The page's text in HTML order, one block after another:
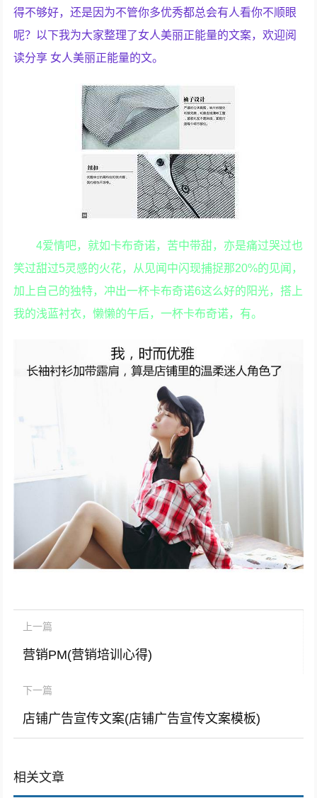
得不够好，还是因为不管你多优秀都总会有人看你不顺眼
呢？以下我为大家整理了女人美丽正能量的文案，欢迎阅
读分享 女人美丽正能量的文。
4爱情吧，就如卡布奇诺，苦中带甜，亦是痛过哭过也
笑过甜过5灵感的火花，从见闻中闪现捕捉那20%的见闻，
加上自己的独特，冲出一杯卡布奇诺6这么好的阳光，搭上
我的浅蓝衬衣，懒懒的午后，一杯卡布奇诺，有。
上一篇
营销PM(营销培训心得)
下一篇
店铺广告宣传文案(店铺广告宣传文案模板)
相关文章